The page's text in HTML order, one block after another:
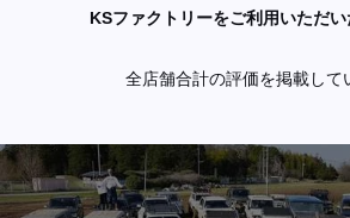
KSファクトリーをご利用いただ
全店舗合計の評価を掲載して